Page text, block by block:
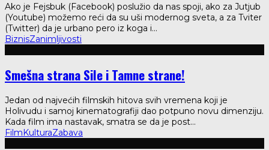
Ako je Fejsbuk (Facebook) poslužio da nas spoji, ako za Jutjub
(Youtube) možemo reći da su uši modernog sveta, a za Tviter
(Twitter) da je urbano pero iz koga i...
BiznisZanimljivosti
Smešna strana Sile i Tamne strane!
Jedan od najvećih filmskih hitova svih vremena koji je
Holivudu i samoj kinematografiji dao potpuno novu dimenziju.
Kada film ima nastavak, smatra se da je post...
FilmKulturaZabava